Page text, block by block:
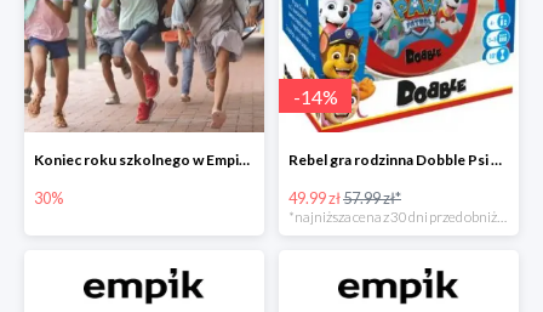
Koniec roku szkolnego w Empiku - prezenty dla dzieci i nauczycieli do -30%
30%
-14%
Rebel gra rodzinna Dobble Psi Patrol w Empiku Premium
49.99 zł57.99 zł*